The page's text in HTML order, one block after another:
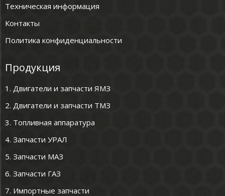
Техническая информация
Контакты
Политика конфиденциальности
Продукция
1. Двигатели и запчасти ЯМЗ
2. Двигатели и запчасти ТМЗ
3. Топливная аппаратура
4. Запчасти УРАЛ
5. Запчасти МАЗ
6. Запчасти ГАЗ
7. Импортные запчасти